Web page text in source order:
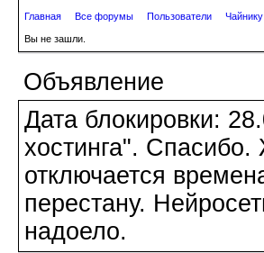
Главная Все форумы Пользователи Чайнику
Вы не зашли.
Объявление
Дата блокировки:
хостинга".
отключается
перестану.
надоело.